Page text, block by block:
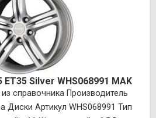
Silver WHS068991 MAK
из справочника Производитель
Диски Артикул WHS068991 Тип